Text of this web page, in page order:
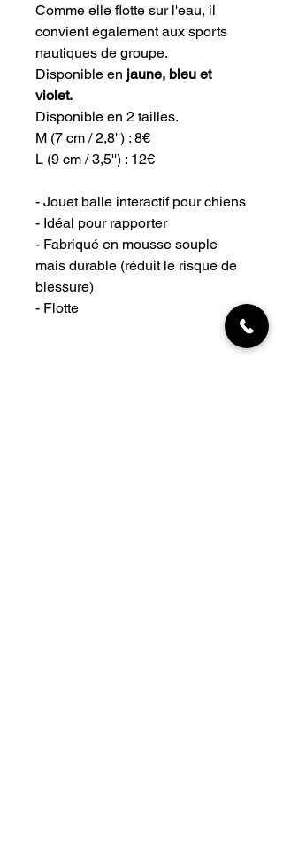
Comme elle flotte sur l'eau, il
convient également aux sports
nautiques de groupe.
Disponible en jaune, bleu et
violet.
Disponible en 2 tailles.
M (7 cm / 2,8'') : 8€
L (9 cm / 3,5'') : 12€
- Jouet balle interactif pour chiens
- Idéal pour rapporter
- Fabriqué en mousse souple
mais durable (réduit le risque de
blessure)
- Flotte